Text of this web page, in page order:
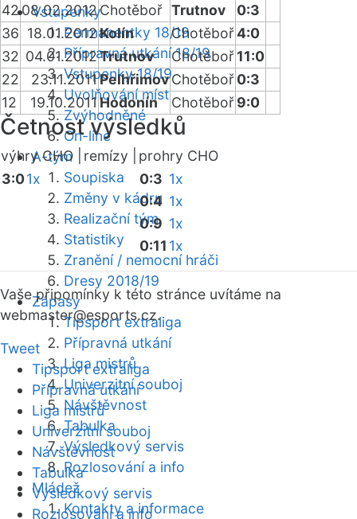
Vstupenky
Permanentky 18/19
Přípravná utkání 18/19
Vstupenky 18/19
Uvolňování míst
Zvýhodněné
On-line
A-tým
Soupiska
Změny v kádru
Realizační tým
Statistiky
Zranění / nemocní hráči
Dresy 2018/19
Zápasy
Tipsport extraliga
Přípravná utkání
Liga mistrů
Univerzitní souboj
Návštěvnost
Tabulka
Výsledkový servis
Rozlosování a info
Mládež
Kontakty a informace
4208.02.2012Chotěboř Trutnov
0:3
36 18.01.2012Kolín Chotěboř4:0
32 04.01.2012Trutnov Chotěboř 11:0
22
23.11.2011PelhřimovChotěboř 0:3
12
19.10.2011Hodonín Chotěboř 9:0
Četnost výsledků
výhry CHO | remízy |
prohry CHO
3:01x 0:3 1x
0:4 1x
0:9 1x
0:11 1x
Vaše připomínky k této stránce uvítáme na
webmaster@esports.cz.
Tweet
Tipsport extraliga
Přípravná utkání
Liga mistrů
Univerzitní souboj
Návštěvnost
Tabulka
Výsledkový servis
Rozlosování a info